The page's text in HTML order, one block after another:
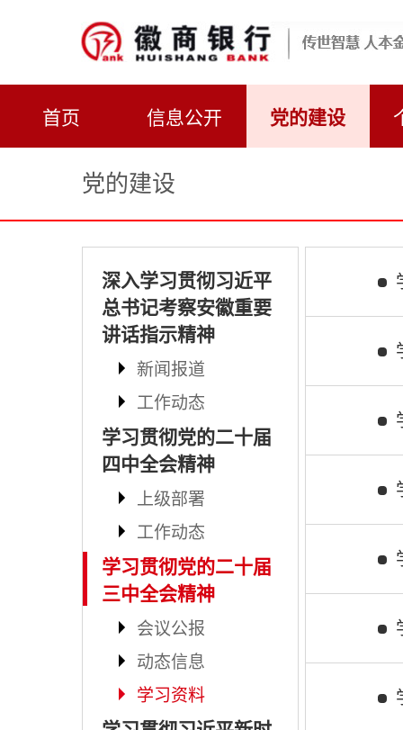
首页 信息公开 党的建设
党的建设
深入学习贯彻习近平
总书记考察安徽重要
讲话指示精神
新闻报道
工作动态
学习贯彻党的二十届
四中全会精神
上级部署
工作动态
学习贯彻党的二十届
三中全会精神
会议公报
动态信息
学习资料